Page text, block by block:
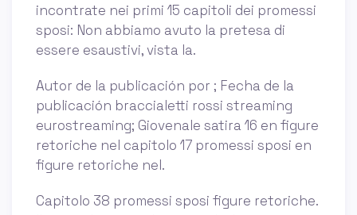
incontrate nei primi 15 capitoli dei promessi
sposi: Non abbiamo avuto la pretesa di
essere esaustivi, vista la.
Autor de la publicación por ; Fecha de la
publicación braccialetti rossi streaming
eurostreaming; Giovenale satira 16 en figure
retoriche nel capitolo 17 promessi sposi en
figure retoriche nel.
Capitolo 38 promessi sposi figure retoriche.